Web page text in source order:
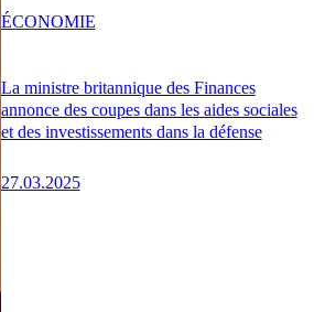
La ministre britannique des Finances
annonce des coupes dans les aides sociales
et des investissements dans la défense
27.03.2025
ÉCONOMIE